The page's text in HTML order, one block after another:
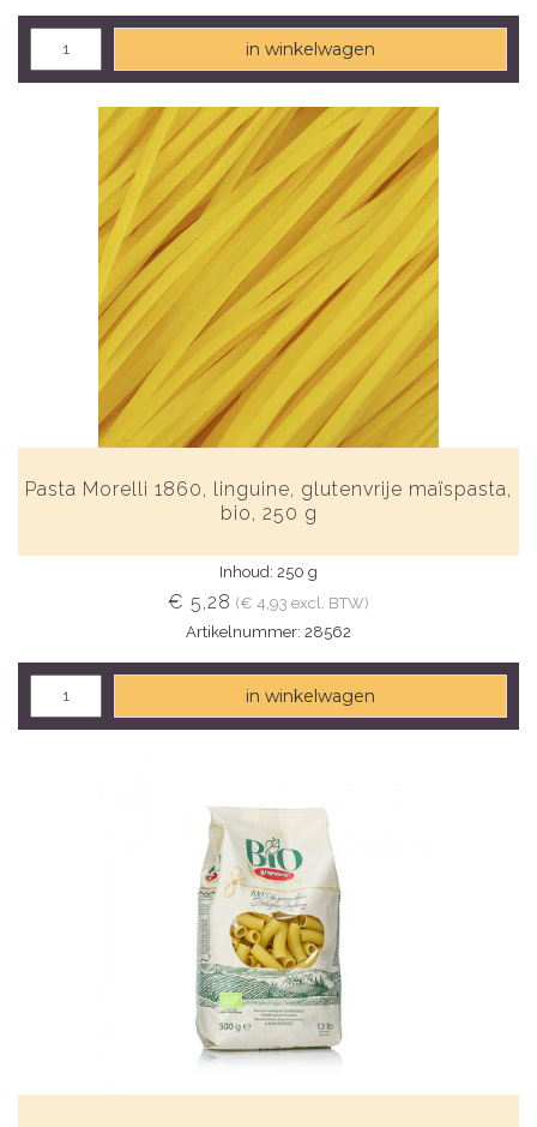
in winkelwagen
Pasta Morelli 1860, linguine, glutenvrije maïspasta,
bio, 250 g
Inhoud: 250 g
€ 5,28 (€ 4,93 excl. BTW)
Artikelnummer: 28562
in winkelwagen